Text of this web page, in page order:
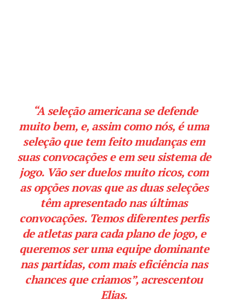
“A seleção americana se defende
muito bem, e, assim como nós, é uma
seleção que tem feito mudanças em
suas convocações e em seu sistema de
jogo. Vão ser duelos muito ricos, com
as opções novas que as duas seleções
têm apresentado nas últimas
convocações. Temos diferentes perfis
de atletas para cada plano de jogo, e
queremos ser uma equipe dominante
nas partidas, com mais eficiência nas
chances que criamos”, acrescentou
Elias.